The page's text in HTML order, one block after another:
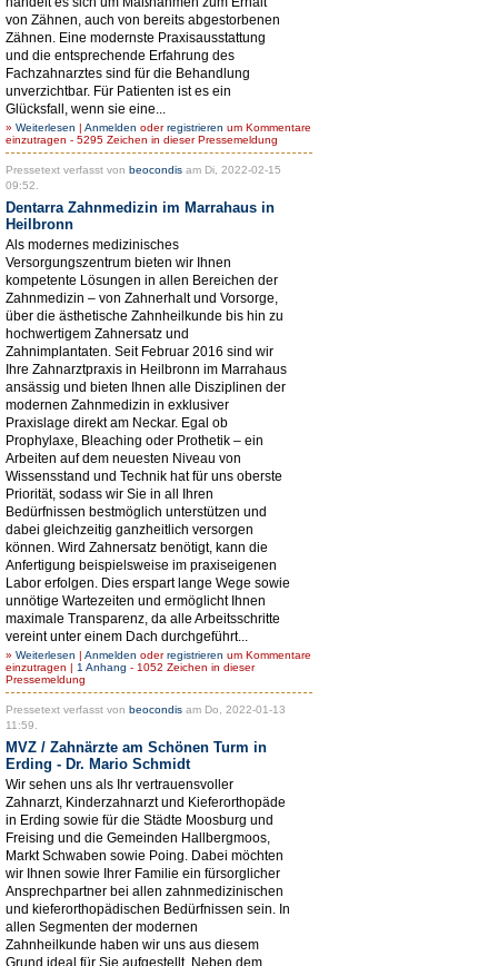
von Zähnen, auch von bereits abgestorbenen
Zähnen. Eine modernste Praxisausstattung
und die entsprechende Erfahrung des
Fachzahnarztes sind für die Behandlung
unverzichtbar. Für Patienten ist es ein
Glücksfall, wenn sie eine...
» Weiterlesen | Anmelden oderregistrieren um Kommentare
einzutragen - 5295 Zeichen in dieser Pressemeldung
Pressetext verfasst von beocondis am Di, 2022-02-15
09:52.
Dentarra Zahnmedizin im Marrahaus in
Heilbronn
Als modernes medizinisches
Versorgungszentrum bieten wir Ihnen
kompetente Lösungen in allen Bereichen der
Zahnmedizin – von Zahnerhalt und Vorsorge,
über die ästhetische Zahnheilkunde bis hin zu
hochwertigem Zahnersatz und
Zahnimplantaten. Seit Februar 2016 sind wir
Ihre Zahnarztpraxis in Heilbronn im Marrahaus
ansässig und bieten Ihnen alle Disziplinen der
modernen Zahnmedizin in exklusiver
Praxislage direkt am Neckar. Egal ob
Prophylaxe, Bleaching oder Prothetik – ein
Arbeiten auf dem neuesten Niveau von
Wissensstand und Technik hat für uns oberste
Priorität, sodass wir Sie in all Ihren
Bedürfnissen bestmöglich unterstützen und
dabei gleichzeitig ganzheitlich versorgen
können. Wird Zahnersatz benötigt, kann die
Anfertigung beispielsweise im praxiseigenen
Labor erfolgen. Dies erspart lange Wege sowie
unnötige Wartezeiten und ermöglicht Ihnen
maximale Transparenz, da alle Arbeitsschritte
vereint unter einem Dach durchgeführt...
» Weiterlesen | Anmelden oderregistrieren um Kommentare
einzutragen | 1 Anhang - 1052 Zeichen in dieser
Pressemeldung
Pressetext verfasst von beocondis am Do, 2022-01-13
11:59.
MVZ / Zahnärzte am Schönen Turm in
Erding - Dr. Mario Schmidt
Wir sehen uns als Ihr vertrauensvoller
Zahnarzt, Kinderzahnarzt und Kieferorthopäde
in Erding sowie für die Städte Moosburg und
Freising und die Gemeinden Hallbergmoos,
Markt Schwaben sowie Poing. Dabei möchten
wir Ihnen sowie Ihrer Familie ein fürsorglicher
Ansprechpartner bei allen zahnmedizinischen
und kieferorthopädischen Bedürfnissen sein. In
allen Segmenten der modernen
Zahnheilkunde haben wir uns aus diesem
Grund ideal für Sie aufgestellt. Neben dem